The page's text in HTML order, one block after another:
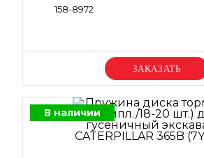
158-8972
Уточняйте цену
В наличии